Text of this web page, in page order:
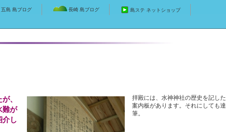
五島 島ブログ 長崎 島ブログ 島ステ ネットショップ
、
難が
介し
拝殿には、水神神社の歴史を記した
案内板があります。それにしても達
筆。